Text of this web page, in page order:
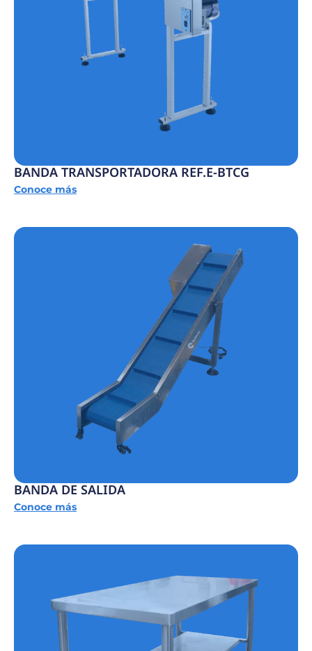
BANDA TRANSPORTADORA REF.E-BTCG
Conoce más
BANDA DE SALIDA
Conoce más